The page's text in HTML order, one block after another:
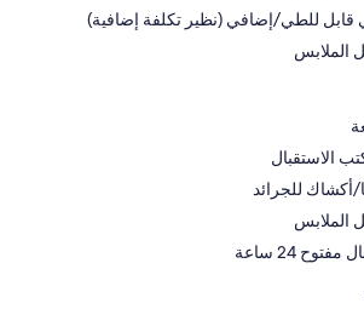
قابل للطي/إضافي (نظير تكلفة إضافية)
الملابس
الاستقبال
أكشاك للجرائد
الملابس
24 ساعة